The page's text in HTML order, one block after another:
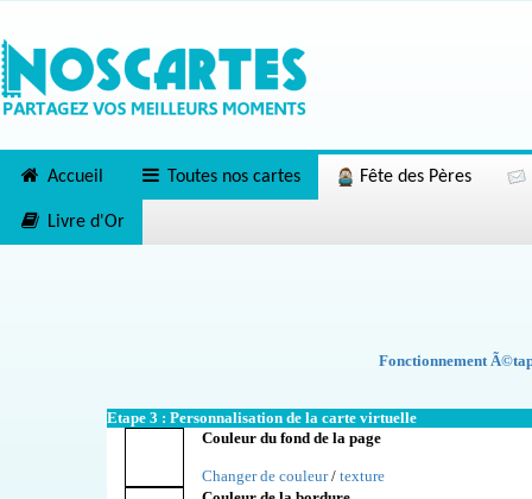
Accueil Toutes nos cartes Fête des Pères
Livre d'Or
Fonctionnement
Etape 3 : Personnalisation de la carte virtuelle
Couleur du fond de la page
Changer de couleur/ texture